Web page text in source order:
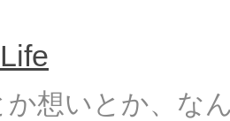
か想いとか、な